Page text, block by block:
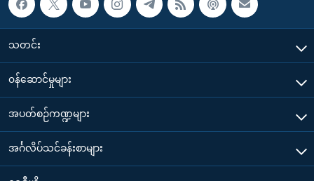
သတင်း
၀န်ဆောင်မှုများ
အပတ်စဉ်ကဏ္ဍများ
အင်္ဂလိပ်သင်ခန်းစာများ